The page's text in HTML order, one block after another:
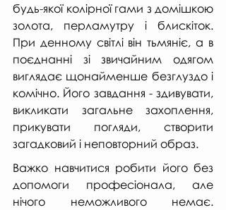
будь-якої колірної гами з домішкою
золота, перламутру і блискіток.
При денному світлі він тьмяніє, а в
поєднанні зі звичайним одягом
виглядає щонайменше безглуздо і
комічно. Його завдання - здивувати,
викликати загальне захоплення,
прикувати погляди, створити
загадковий і неповторний образ.
Важко навчитися робити його без
допомоги професіонала, але
нічого неможливого немає.